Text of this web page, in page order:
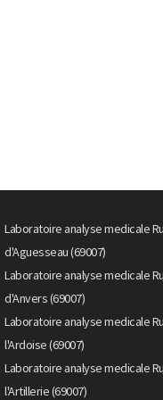
Laboratoire analyse medicale
d'Aguesseau (69007)
Laboratoire analyse medicale
d'Anvers (69007)
Laboratoire analyse medicale
l'Ardoise (69007)
Laboratoire analyse medicale
l'Artillerie (69007)